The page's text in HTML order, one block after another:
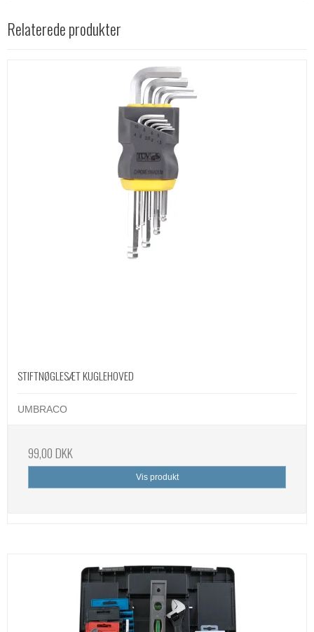
Relaterede produkter
STIFTNØGLESÆT KUGLEHOVED
UMBRACO
99,00 DKK
Vis produkt